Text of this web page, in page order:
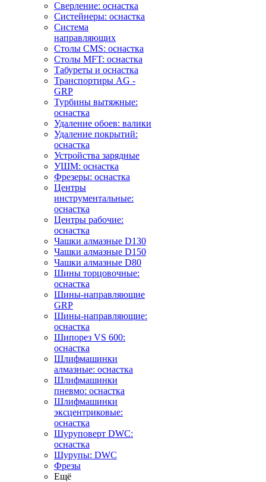
Сверление: оснастка
Систейнеры: оснастка
Система
направляющих
Столы CMS: оснастка
Столы MFT: оснастка
Табуреты и оснастка
Транспортиры AG -
GRP
Турбины вытяжные:
оснастка
Удаление обоев: валики
Удаление покрытий:
оснастка
Устройства зарядные
УШМ: оснастка
Фрезеры: оснастка
Центры
инструментальные:
оснастка
Центры рабочие:
оснастка
Чашки алмазные D130
Чашки алмазные D150
Чашки алмазные D80
Шины торцовочные:
оснастка
Шины-направляющие
GRP
Шины-направляющие:
оснастка
Шипорез VS 600:
оснастка
Шлифмашинки
алмазные: оснастка
Шлифмашинки
пневмо: оснастка
Шлифмашинки
эксцентриковые:
оснастка
Шуруповерт DWC:
оснастка
Шурупы: DWC
Фрезы
Ещё